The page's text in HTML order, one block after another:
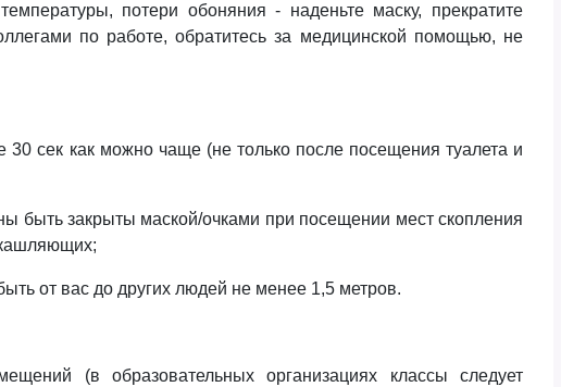
потери обоняния - наденьте маску, прекратите
по работе, обратитесь за медицинской помощью, не
сек как можно чаще (не только после посещения туалета и
быть закрыты маской/очками при посещении мест скопления
от вас до других людей не менее 1,5 метров.
(в образовательных организациях классы следует